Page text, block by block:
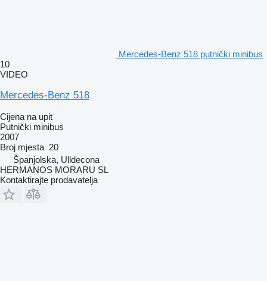
Mercedes-Benz 518 putnički minibus
10
VIDEO
Mercedes-Benz 518
Cijena na upit
Putnički minibus
2007
Broj mjesta 20
Španjolska, Ulldecona
HERMANOS MORARU SL
Kontaktirajte prodavatelja